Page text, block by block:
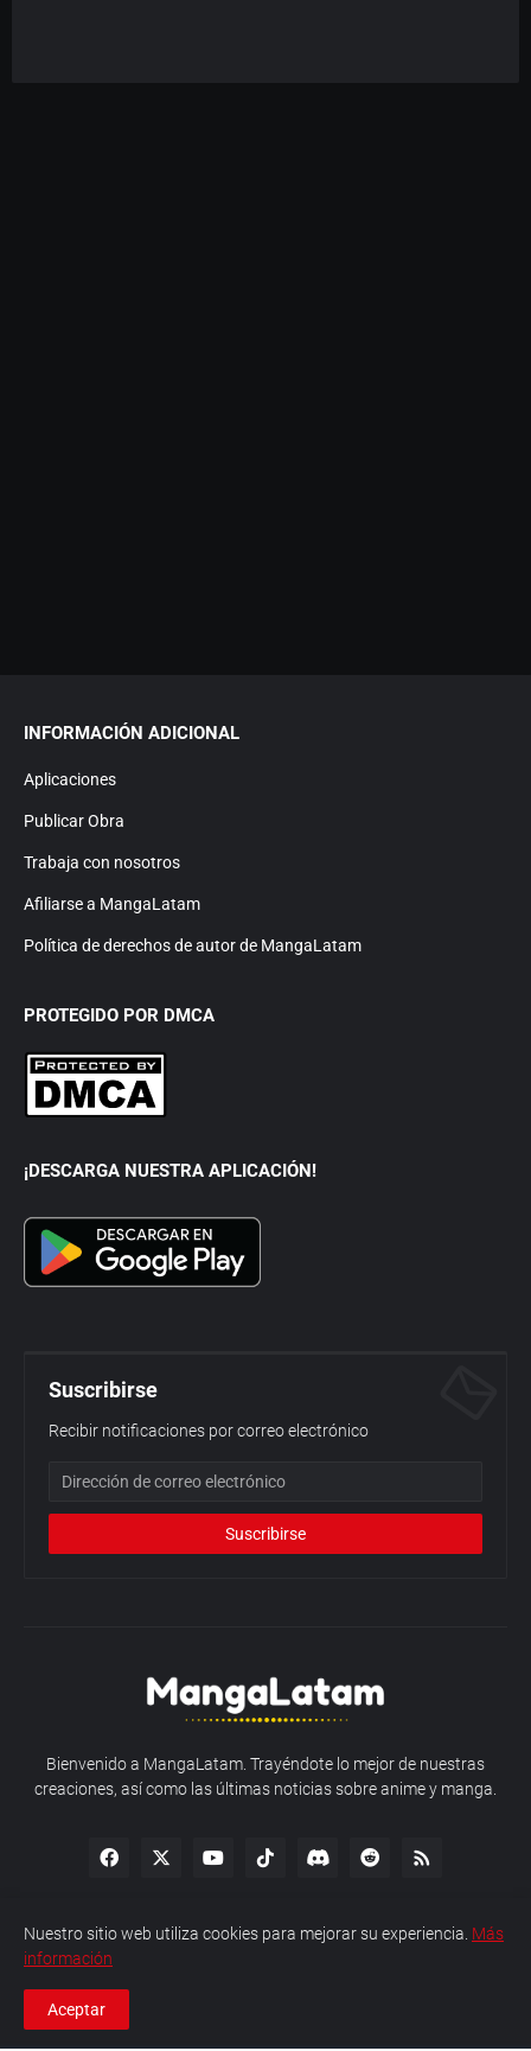
INFORMACIÓN ADICIONAL
Aplicaciones
Publicar Obra
Trabaja con nosotros
Afiliarse a MangaLatam
Política de derechos de autor de MangaLatam
PROTEGIDO POR DMCA
¡DESCARGA NUESTRA APLICACIÓN!
Suscribirse
Recibir notificaciones por correo electrónico
Bienvenido a MangaLatam. Trayéndote lo mejor de nuestras
creaciones, así como las últimas noticias sobre anime y manga.
Copyright © 2026 MangaLatam - Todos los derechos reservados.
Política de Privacidad
Nuestro sitio web utiliza cookies para mejorar su experiencia. Más
información
Aceptar